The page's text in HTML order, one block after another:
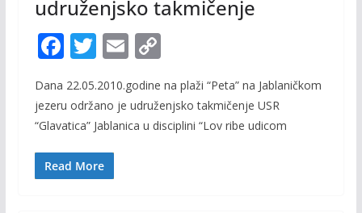
udruženjsko takmičenje
F
e
b
o
o
T
itt
er
E
m
ai
l
C
p
y
Dana 22.05.2010.godine na plaži “Peta” na Jablaničkom
jezeru održano je udruženjsko takmičenje USR
“Glavatica” Jablanica u disciplini “Lov ribe udicom
Read More